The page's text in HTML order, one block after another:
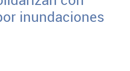
inundaciones